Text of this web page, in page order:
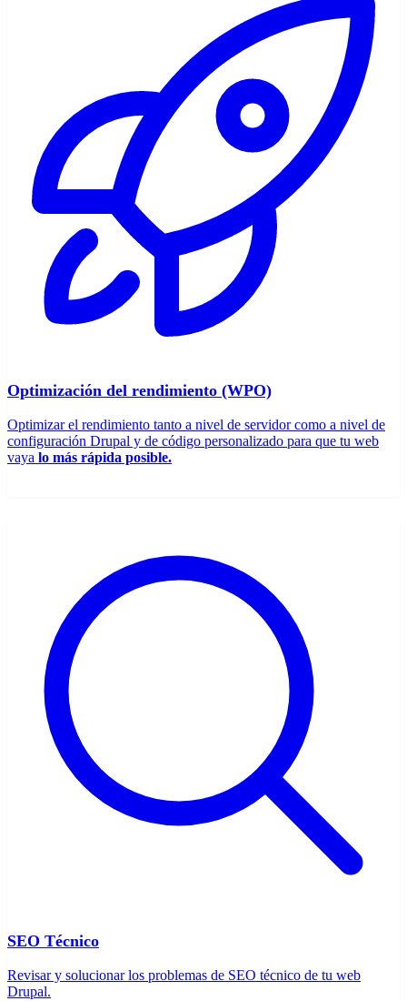
Optimización del rendimiento (WPO)
Optimizar el rendimiento tanto a nivel de servidor como a nivel de
configuración Drupal y de código personalizado para que tu web
vaya lo más rápida posible.
SEO Técnico
Revisar y solucionar los problemas de SEO técnico de tu web
Drupal.